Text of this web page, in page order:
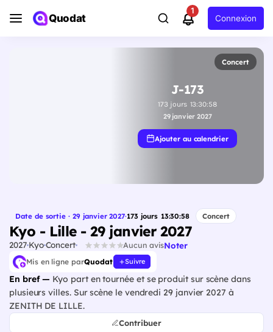
Quodat
1
Connexion
Concert
J-173
173 jours 13:30:57
29 janvier 2027
Ajouter au calendrier
Date de sortie · 29 janvier 2027·173jours 13:30:57 Concert
Kyo - Lille - 29 janvier 2027
2027KyoConcert Aucun avisNoter
Mis en ligne parQuodat Suivre
En bref — Kyo part en tournée et se produit sur scène dans
plusieurs villes. Sur scène le vendredi 29 janvier 2027 à
ZENITH DE LILLE.
Contribuer